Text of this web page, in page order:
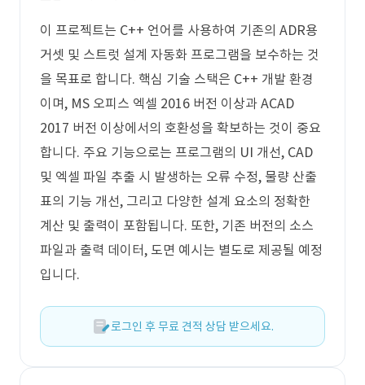
이 프로젝트는 C++ 언어를 사용하여 기존의 ADR용
거셋 및 스트럿 설계 자동화 프로그램을 보수하는 것
을 목표로 합니다. 핵심 기술 스택은 C++ 개발 환경
이며, MS 오피스 엑셀 2016 버전 이상과 ACAD
2017 버전 이상에서의 호환성을 확보하는 것이 중요
합니다. 주요 기능으로는 프로그램의 UI 개선, CAD
및 엑셀 파일 추출 시 발생하는 오류 수정, 물량 산출
표의 기능 개선, 그리고 다양한 설계 요소의 정확한
계산 및 출력이 포함됩니다. 또한, 기존 버전의 소스
파일과 출력 데이터, 도면 예시는 별도로 제공될 예정
입니다.
로그인 후 무료 견적 상담 받으세요.